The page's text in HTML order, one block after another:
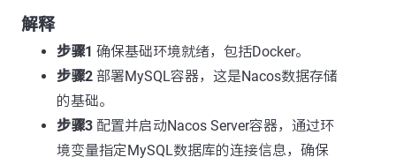
解释
步骤1 确保基础环境就绪，包括Docker。
步骤2 部署MySQL容器，这是Nacos数据存储
的基础。
步骤3 配置并启动Nacos Server容器，通过环
境变量指定MySQL数据库的连接信息，确保